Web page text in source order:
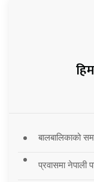
बालबालिकाको
प्रवासमा नेपाली